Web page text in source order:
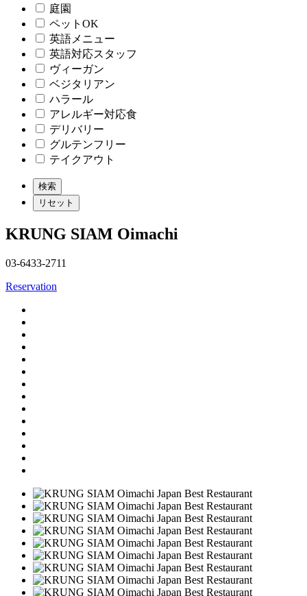
庭園
ペットOK
英語メニュー
英語対応スタッフ
ヴィーガン
ベジタリアン
ハラール
アレルギー対応食
デリバリー
グルテンフリー
テイクアウト
KRUNG SIAM Oimachi
03-6433-2711
Reservation